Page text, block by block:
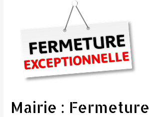
Mairie : Fermeture